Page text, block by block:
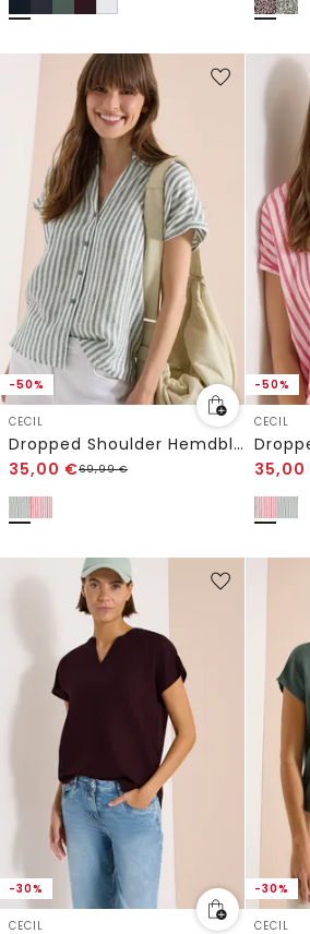
-50%
CECIL
Dropped Shoulder Hemdbluse aus Leinen
35,00 €69,99€
-50%
CECIL
35,00
-30%
CECIL
-30%
CECIL